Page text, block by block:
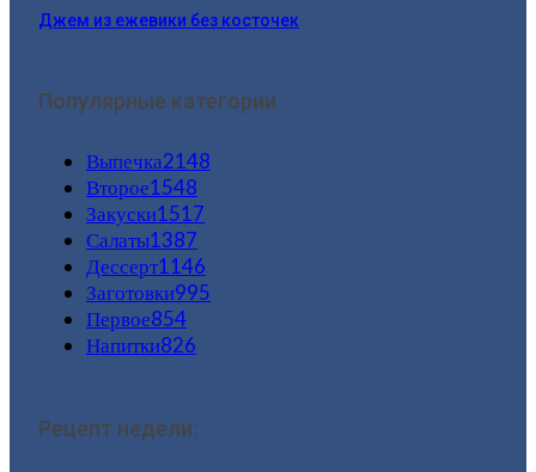
Джем из ежевики без косточек
Популярные категории
Выпечка2148
Второе1548
Закуски1517
Салаты1387
Дессерт1146
Заготовки995
Первое854
Напитки826
Рецепт недели: